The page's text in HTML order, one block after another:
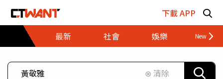
下載 APP
最新
社會 娛樂 財經
⊗ 清除